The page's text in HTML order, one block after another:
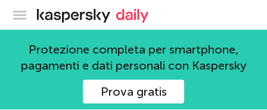
Blog ufficiale di Kaspersky
Protezione completa per smartphone,
pagamenti e dati personali con Kaspersky
Prova gratis